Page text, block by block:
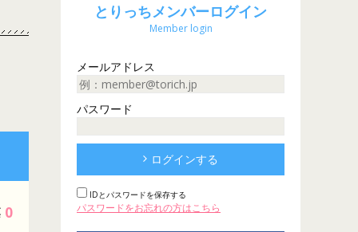
0
とりっちメンバーログイン
Member login
メールアドレス
パスワード
ログインする
IDとパスワードを保存する
パスワードをお忘れの方はこちら